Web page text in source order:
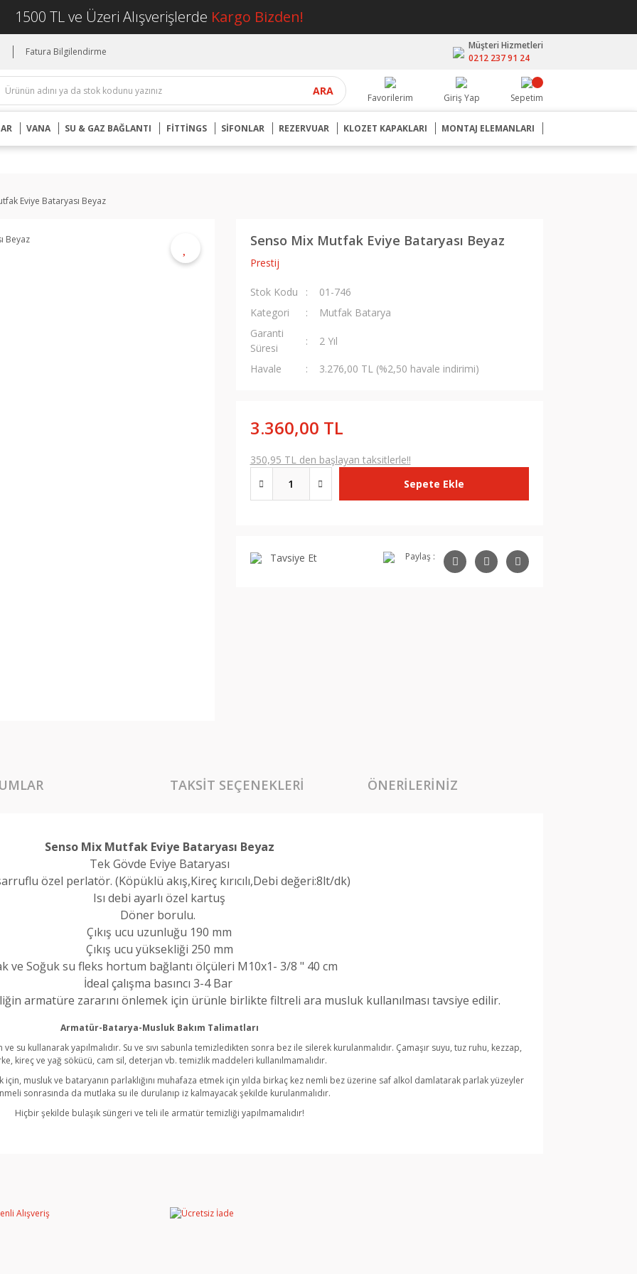
1500 TL ve Üzeri Alışverişlerde Kargo Bizden!
Fatura Bilgilendirme
Müşteri Hizmetleri
0212 237 91 24
ARA
Favorilerim Giriş Yap Sepetim
VANA SU & GAZ BAĞLANTI FİTTİNGS SİFONLAR REZERVUAR KLOZET KAPAKLARI MONTAJ ELEMANLARI
Eviye Bataryası Beyaz
Senso Mix Mutfak Eviye Bataryası Beyaz
Prestij
Stok Kodu
01-746
Kategori
Mutfak Batarya
Garanti
Süresi
2 Yıl
Havale 3.276,00 TL (%2,50 havale indirimi)
3.360,00 TL
350,95 TL den başlayan taksitlerle!!
Sepete Ekle
Tavsiye Et Paylaş :
TAKSIT SEÇENEKLERI ÖNERILERINIZ
Senso Mix Mutfak Eviye Bataryası Beyaz
Tek Gövde Eviye Bataryası
özel perlatör. (Köpüklü akış,Kireç kırıcılı,Debi değeri:8lt/dk)
Isı debi ayarlı özel kartuş
Döner borulu.
Çıkış ucu uzunluğu 190 mm
Çıkış ucu yüksekliği 250 mm
ve Soğuk su fleks hortum bağlantı ölçüleri M10x1- 3/8 " 40 cm
İdeal çalışma basıncı 3-4 Bar
armatüre zararını önlemek için ürünle birlikte filtreli ara musluk kullanılması tavsiye edilir.
Armatür-Batarya-Musluk Bakım Talimatları
su kullanarak yapılmalıdır. Su ve sıvı sabunla temizledikten sonra bez ile silerek kurulanmalıdır. Çamaşır suyu, tuz ruhu, kezzap,
kireç ve yağ sökücü, cam sil, deterjan vb. temizlik maddeleri kullanılmamalıdır.
musluk ve bataryanın parlaklığını muhafaza etmek için yılda birkaç kez nemli bez üzerine saf alkol damlatarak parlak yüzeyler
sonrasında da mutlaka su ile durulanıp iz kalmayacak şekilde kurulanmalıdır.
Hiçbir şekilde bulaşık süngeri ve teli ile armatür temizliği yapılmamalıdır!
Yorum Yaz